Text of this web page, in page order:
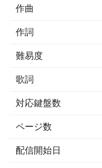
作曲
作詞
難易度
歌詞
対応鍵盤数
ページ数
配信開始日